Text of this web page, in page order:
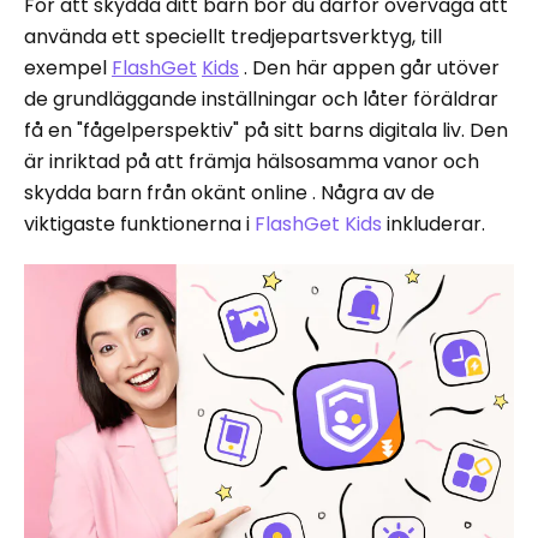
För att skydda ditt barn bör du därför överväga att
använda ett speciellt tredjepartsverktyg, till
exempel FlashGet Kids . Den här appen går utöver
de grundläggande inställningar och låter föräldrar
få en "fågelperspektiv" på sitt barns digitala liv. Den
är inriktad på att främja hälsosamma vanor och
skydda barn från okänt online . Några av de
viktigaste funktionerna i FlashGet Kids inkluderar.